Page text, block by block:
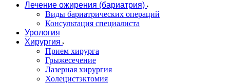
Лечение ожирения (бариатрия)
Виды бариатрических операций
Консультация специалиста
Урология
Хирургия
Прием хирурга
Грыжесечение
Лазерная хирургия
Холецистэктомия